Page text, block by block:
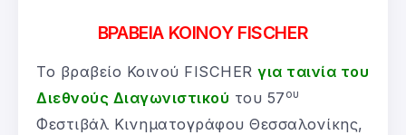
BΡΑΒΕΙΑ ΚΟΙΝΟΥ FISCHER
Το βραβείο Κοινού FISCHER για ταινία του
Διεθνούς Διαγωνιστικού του 57 ου
Φεστιβάλ Κινηματογράφου Θεσσαλονίκης,